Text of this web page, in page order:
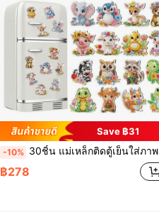
Save ฿31
-10% 30ชิ้น แม่เหล็กติดตู้เย็นใส่ภาพวาดเพชรรูปสัตว์น่ารัก, ชุดแม่เหล็กติดตู้เย็นภาพจีวรคริสตัล พืช เหมาะสำหรับมือใหม่ ผู้ใหญ่ งานประดิษฐ์ตกแต่งบ้าน ของขวัญแสดงความยินดีย้ายบ้าน
฿278